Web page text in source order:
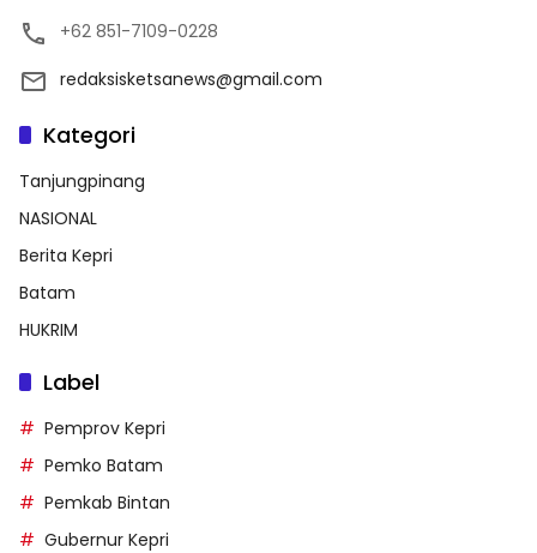
+62 851-7109-0228
redaksisketsanews@gmail.com
Kategori
Tanjungpinang
NASIONAL
Berita Kepri
Batam
HUKRIM
Label
Pemprov Kepri
Pemko Batam
Pemkab Bintan
Gubernur Kepri